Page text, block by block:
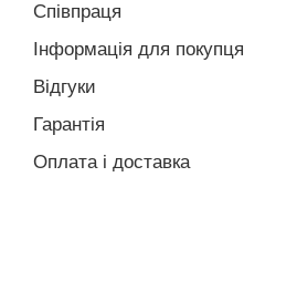
Співпраця
Інформація для покупця
Відгуки
Гарантія
Оплата і доставка